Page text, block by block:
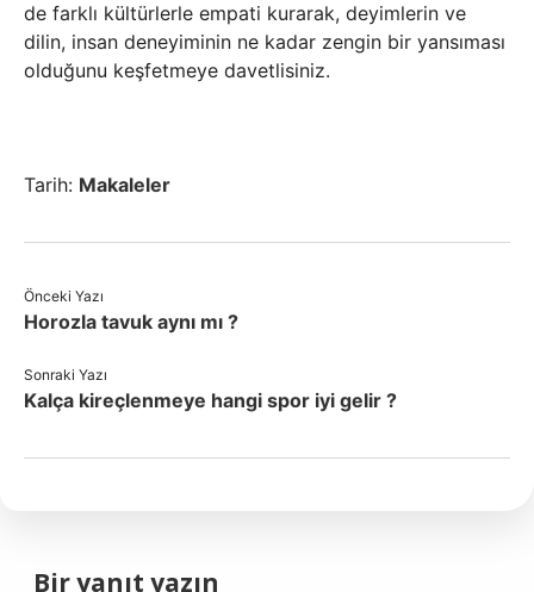
de farklı kültürlerle empati kurarak, deyimlerin ve
dilin, insan deneyiminin ne kadar zengin bir yansıması
olduğunu keşfetmeye davetlisiniz.
Tarih: Makaleler
Önceki Yazı
Horozla tavuk aynı mı ?
Sonraki Yazı
Kalça kireçlenmeye hangi spor iyi gelir ?
Bir yanıt yazın